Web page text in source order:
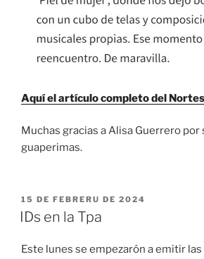
Aquí el artículo completo del Nortes
Muchas gracias a Alisa Guerrero por
guaperimas.
ESPUBLIZÁU
EN
15 DE FEBRERU DE 2024
IDs en la Tpa
Este lunes se empezarón a emitir